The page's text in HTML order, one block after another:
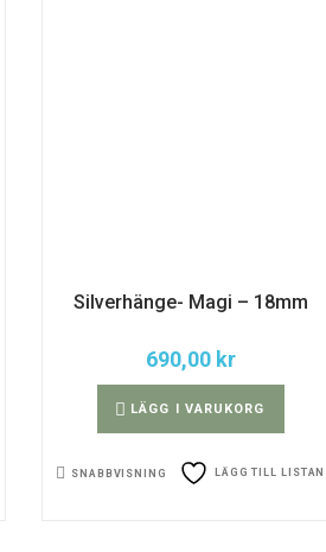
Silverhänge- Magi – 18mm
690,00 kr
LÄGG I VARUKORG
SNABBVISNING LÄGG TILL LISTAN